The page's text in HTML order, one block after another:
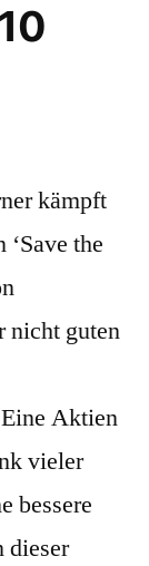
kämpft
the
nicht guten
Aktien
vieler
bessere
dieser